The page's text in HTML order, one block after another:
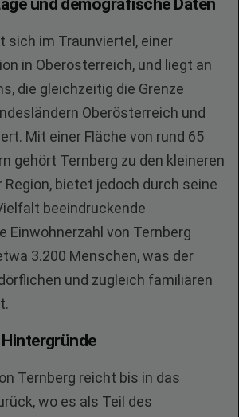
und demografische Daten
sich im Traunviertel, einer
in Oberösterreich, und liegt an
die gleichzeitig die Grenze
Oberösterreich und
Mit einer Fläche von rund 65
gehört Ternberg zu den kleineren
Region, bietet jedoch durch seine
beeindruckende
Einwohnerzahl von Ternberg
3.200 Menschen, was der
und zugleich familiären
Ternberg reicht bis in das
wo es als Teil des